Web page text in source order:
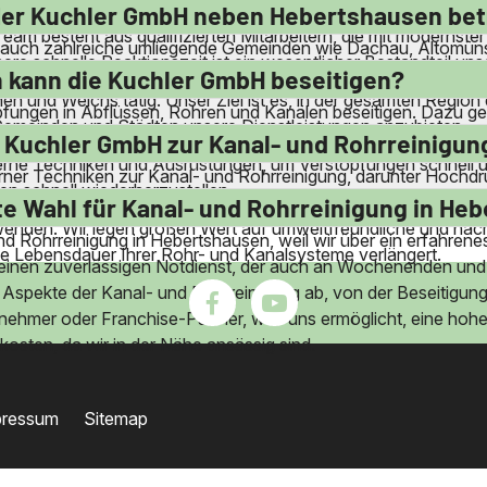
Wochenenden und Feiertagen. Wir garantieren eine
besteht aus qualifizierten Mitarbeitern, die mit
schnelle Reaktionszeit ist ein wesentlicher Bestandteil
Kuchler GmbH neben Hebertshausen
zahlreiche umliegende Gemeinden wie Dachau,
Tandern, Karlsfeld, Markt Indersdorf, Odelzhausen,
und Weichs tätig. Unser Ziel ist es, in der gesamten
und Städten unsere Dienstleistungen anzubieten.
die Kuchler GmbH beseitigen?
in Abflüssen, Rohren und Kanälen beseitigen. Dazu
und Spülmaschinen. Wir sind auch in der Lage,
Techniken und Ausrüstungen, um Verstopfungen schnell
schnell wiederherzustellen.
GmbH zur Kanal- und
Techniken zur Kanal- und Rohrreinigung, darunter
im Abwasserrohr zu entfernen. Unsere
Wir legen großen Wert auf umweltfreundliche und
Lebensdauer Ihrer Rohr- und Kanalsysteme verlängert.
Wahl für Kanal- und Rohrreinigung in
Rohrreinigung in Hebertshausen, weil wir über ein
zuverlässigen Notdienst, der auch an Wochenenden
der Kanal- und Rohrreinigung ab, von der
oder Franchise-Partner, was uns ermöglicht, eine
da wir in der Nähe ansässig sind.
Sitemap